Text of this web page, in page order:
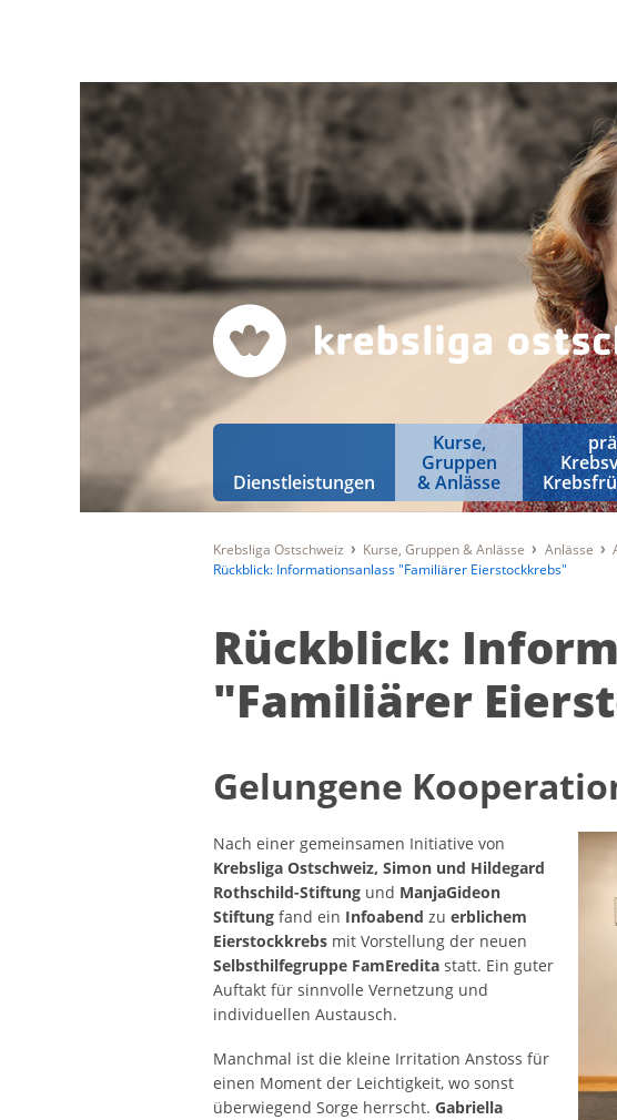
Dienstleistungen
Kurse,
Gruppen
& Anlässe
Krebsliga Ostschweiz Kurse, Gruppen & Anlässe Anlässe
Rückblick: Informationsanlass "Familiärer Eierstockkrebs"
Rückblick:
"Familiärer
Gelungene
Nach einer gemeinsamen Initiative von
Krebsliga Ostschweiz, Simon und Hildegard
Rothschild-Stiftung und ManjaGideon
Stiftung fand ein Infoabend zu erblichem
Eierstockkrebs mit Vorstellung der neuen
Selbsthilfegruppe FamEredita statt. Ein guter
Auftakt für sinnvolle Vernetzung und
individuellen Austausch.
Manchmal ist die kleine Irritation Anstoss für
einen Moment der Leichtigkeit, wo sonst
überwiegend Sorge herrscht. Gabriella